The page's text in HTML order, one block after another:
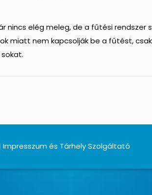
elég meleg, de a fűtési rendszer
miatt nem kapcsolják be a fűtést, csak
és Tárhely Szolgáltató